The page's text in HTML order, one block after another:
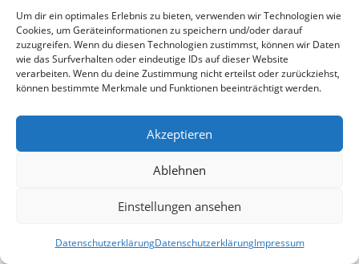
Um dir ein optimales Erlebnis zu bieten, verwenden wir Technologien wie
Cookies, um Geräteinformationen zu speichern und/oder darauf
zuzugreifen. Wenn du diesen Technologien zustimmst, können wir Daten
wie das Surfverhalten oder eindeutige IDs auf dieser Website
verarbeiten. Wenn du deine Zustimmung nicht erteilst oder zurückziehst,
können bestimmte Merkmale und Funktionen beeinträchtigt werden.
Akzeptieren
Ablehnen
Einstellungen ansehen
DatenschutzerklärungDatenschutzerklärungImpressum
stattfinden?
*****
2017-03-14